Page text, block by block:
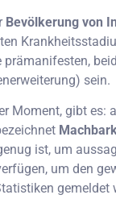
Bevölkerung von
prämanifesten,
sein.
Moment, gibt
ist, um
um den